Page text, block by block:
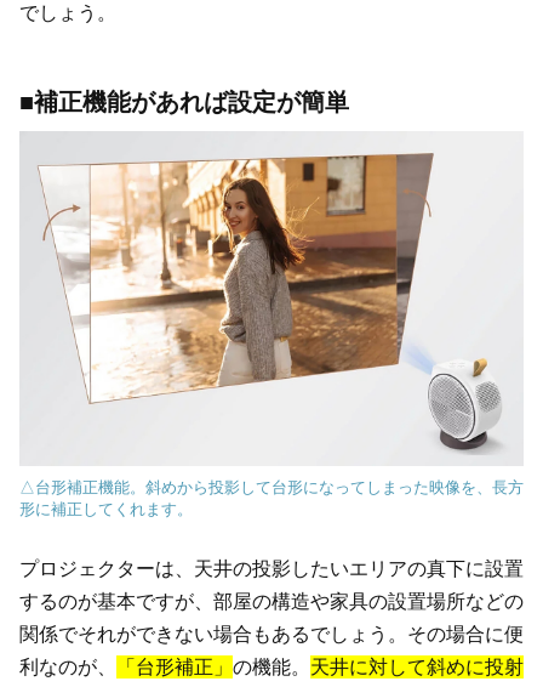
でしょう。
■補正機能があれば設定が簡単
△台形補正機能。斜めから投影して台形になってしまった映像を、長方
形に補正してくれます。
プロジェクターは、天井の投影したいエリアの真下に設置
するのが基本ですが、部屋の構造や家具の設置場所などの
関係でそれができない場合もあるでしょう。その場合に便
利なのが、
「台形補正」 の機能。 天井に対して斜めに投射